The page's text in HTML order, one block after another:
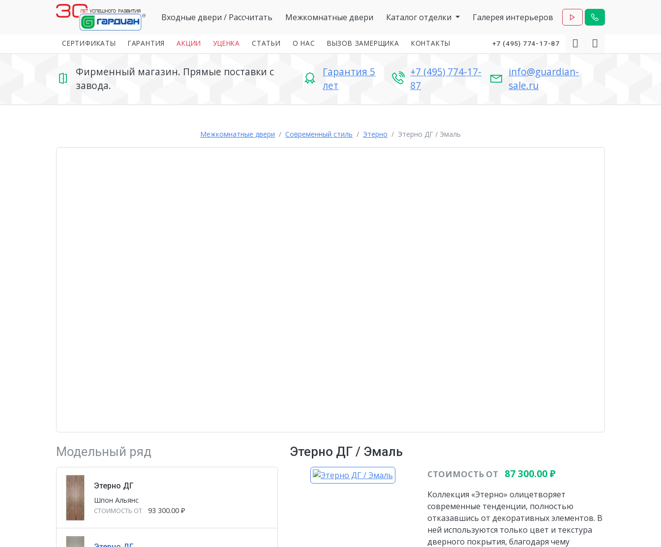
Входные двери / Рассчитать Межкомнатные двери Каталог отделки Галерея интерьеров
СЕРТИФИКАТЫ ГАРАНТИЯ АКЦИИ УЦЕНКА СТАТЬИ О НАС ВЫЗОВ ЗАМЕРЩИКА КОНТАКТЫ +7 (495) 774-17-87
Фирменный магазин. Прямые поставки с
завода.
Гарантия 5
лет
+7 (495) 774-17-
87
info@guardian-
sale.ru
Межкомнатные двери Современный стиль Этерно Этерно ДГ / Эмаль
Модельный ряд
Этерно ДГ
Шпон Альянс
СТОИМОСТЬ ОТ 93 300.00 ₽
Этерно ДГ / Эмаль
СТОИМОСТЬ ОТ 87 300.00₽
Коллекция «Этерно» олицетворяет
современные тенденции, полностью
отказавшись от декоративных элементов. В
ней используются только цвет и текстура
дверного покрытия, благодаря чему